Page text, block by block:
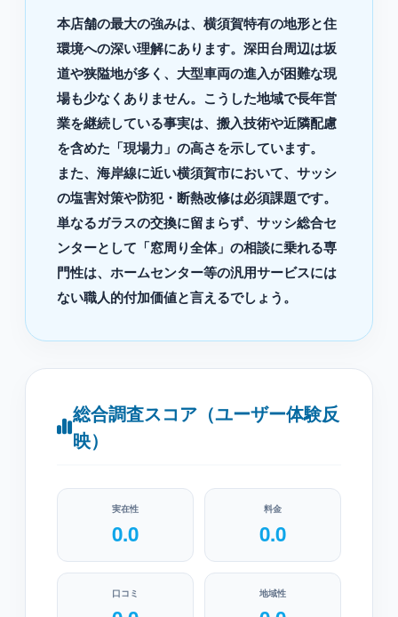
本店舗の最大の強みは、横須賀特有の地形と住
環境への深い理解にあります。深田台周辺は坂
道や狭隘地が多く、大型車両の進入が困難な現
場も少なくありません。こうした地域で長年営
業を継続している事実は、搬入技術や近隣配慮
を含めた「現場力」の高さを示しています。
また、海岸線に近い横須賀市において、サッシ
の塩害対策や防犯・断熱改修は必須課題です。
単なるガラスの交換に留まらず、サッシ総合セ
ンターとして「窓周り全体」の相談に乗れる専
門性は、ホームセンター等の汎用サービスには
ない職人的付加価値と言えるでしょう。
総合調査スコア（ユーザー体験反
映）
実在性
0.0
料金
0.0
口コミ 地域性